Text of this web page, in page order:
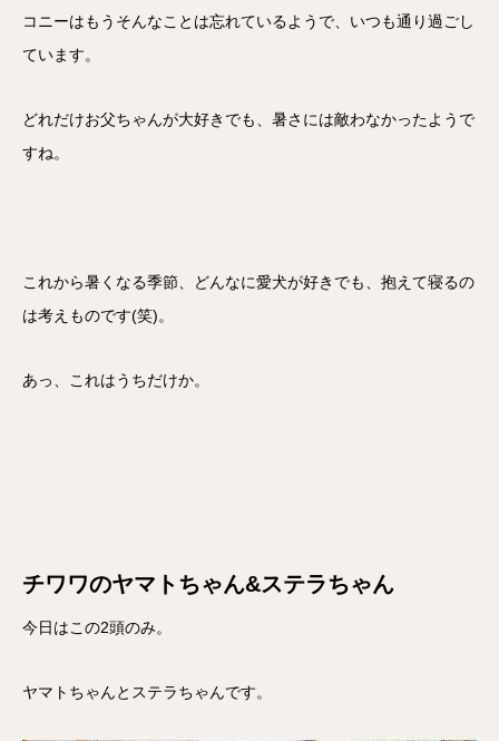
コニーはもうそんなことは忘れているようで、いつも通り過ごし
ています。
どれだけお父ちゃんが大好きでも、暑さには敵わなかったようで
すね。
これから暑くなる季節、どんなに愛犬が好きでも、抱えて寝るの
は考えものです(笑)。
あっ、これはうちだけか。
チワワのヤマトちゃん&ステラちゃん
今日はこの2頭のみ。
ヤマトちゃんとステラちゃんです。